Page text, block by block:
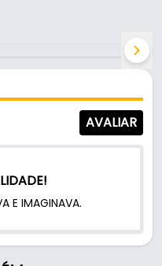
AVALIAR
E IMAGINAVA.